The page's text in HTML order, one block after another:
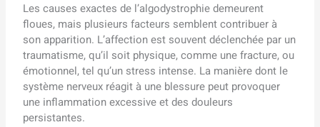
Les causes exactes de l’algodystrophie demeurent
floues, mais plusieurs facteurs semblent contribuer à
son apparition. L’affection est souvent déclenchée par un
traumatisme, qu’il soit physique, comme une fracture, ou
émotionnel, tel qu’un stress intense. La manière dont le
système nerveux réagit à une blessure peut provoquer
une inflammation excessive et des douleurs
persistantes.